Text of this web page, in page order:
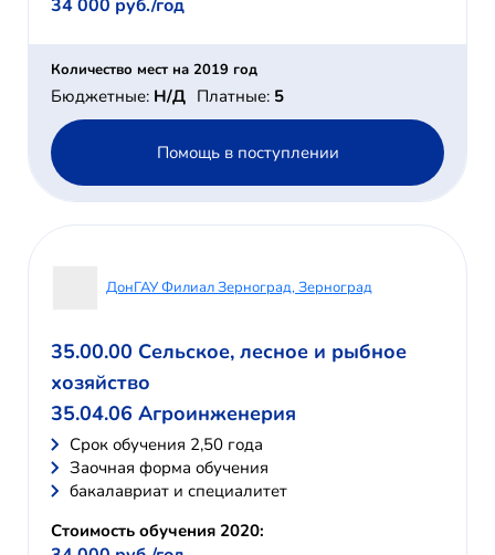
34 000 руб./год
Количество мест на 2019 год
Бюджетные: Н/Д Платные: 5
Помощь в поступлении
ДонГАУ Филиал Зерноград, Зерноград
35.00.00 Сельское, лесное и рыбное
хозяйство
35.04.06 Агроинженерия
Cрок обучения 2,50 года
Заочная форма обучения
бакалавриат и специалитет
Стоимость обучения 2020: